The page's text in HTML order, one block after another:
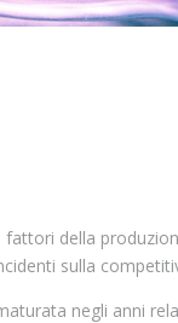
fattori della
sulla
negli anni